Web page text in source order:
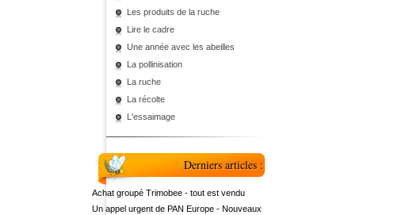
Les produits de la ruche
Lire le cadre
Une année avec les abeilles
La pollinisation
La ruche
La récolte
L'essaimage
Derniers articles :
Achat groupé Trimobee - tout est vendu
Un appel urgent de PAN Europe - Nouveaux